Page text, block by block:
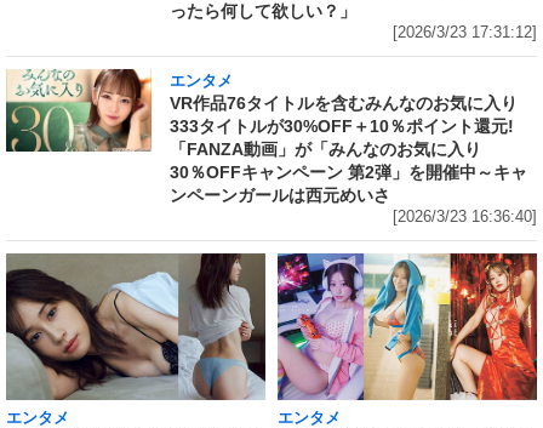
ったら何して欲しい？」
[2026/3/23 17:31:12]
エンタメ
VR作品76タイトルを含むみんなのお気に入り
333タイトルが30%OFF＋10％ポイント還元!
「FANZA動画」が「みんなのお気に入り
30％OFFキャンペーン 第2弾」を開催中～キャ
ンペーンガールは西元めいさ
[2026/3/23 16:36:40]
エンタメ エンタメ